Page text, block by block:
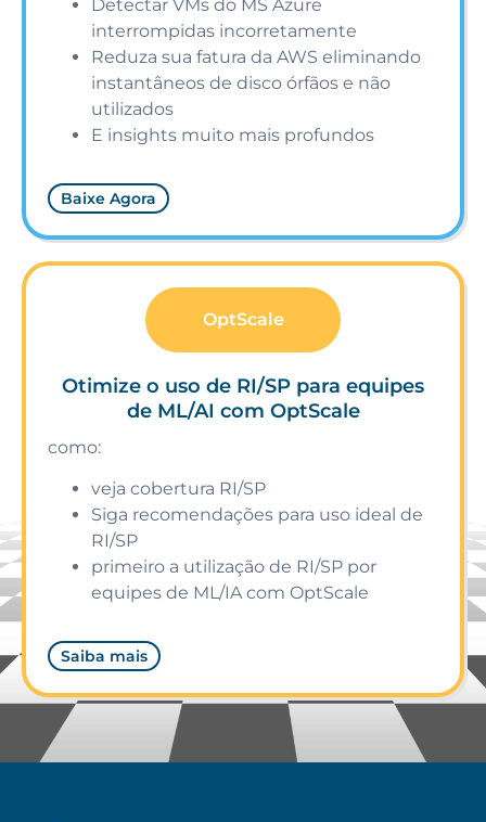
Detectar VMs do MS Azure
interrompidas incorretamente
Reduza sua fatura da AWS eliminando
instantâneos de disco órfãos e não
utilizados
E insights muito mais profundos
Baixe Agora
OptScale
Otimize o uso de RI/SP para equipes
de ML/AI com OptScale
como:
veja cobertura RI/SP
Siga recomendações para uso ideal de
RI/SP
primeiro a utilização de RI/SP por
equipes de ML/IA com OptScale
Saiba mais